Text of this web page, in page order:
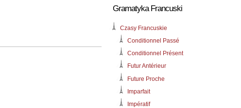
Gramatyka Francuski
Czasy Francuskie
Conditionnel Passé
Conditionnel Présent
Futur Antérieur
Future Proche
Imparfait
Impératif